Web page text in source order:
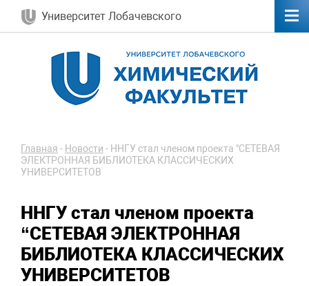
Университет Лобачевского
Главная - Новости - ННГУ стал членом проекта "СЕТЕВАЯ
ЭЛЕКТРОННАЯ БИБЛИОТЕКА КЛАССИЧЕСКИХ
УНИВЕРСИТЕТОВ
ННГУ стал членом проекта
“СЕТЕВАЯ ЭЛЕКТРОННАЯ
БИБЛИОТЕКА КЛАССИЧЕСКИХ
УНИВЕРСИТЕТОВ